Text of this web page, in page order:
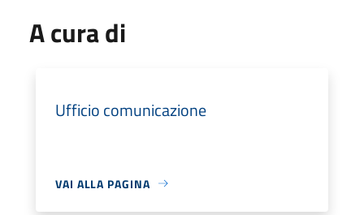
A cura di
Ufficio comunicazione
VAI ALLA PAGINA